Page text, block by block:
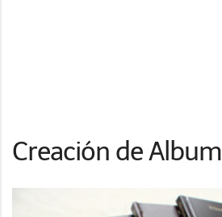
Creación de